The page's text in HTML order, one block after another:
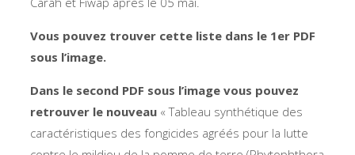
Vous pouvez trouver cette liste dans le 1er PDF
sous l’image.
Dans le second PDF sous l’image vous pouvez
retrouver le nouveau « Tableau synthétique des
caractéristiques des fongicides agréés pour la lutte